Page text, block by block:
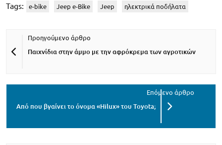
Tags: e-bike Jeep e-Bike Jeep ηλεκτρικά ποδήλατα
Παιχνίδια στην άμμο με την αφρόκρεμα των αγροτικών
Από που βγαίνει το όνομα «Hilux» του Toyota;